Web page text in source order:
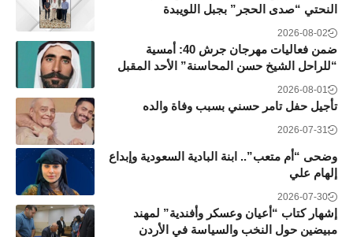
النحتي “صدى الحجر” بجبل اللويبدة
2026-08-02
​ضمن فعاليات مهرجان جرش 40: أمسية
“للراحل الشيخ حسن المحاسنة” الأحد المقبل
2026-08-01
تأجيل حفل تامر حسني بسبب وفاة والده
2026-07-31
وضحى “أم متعب”.. ابنة البادية السعودية وإبداع
إلهام علي
2026-07-30
إشهار كتاب “أعيان وعسكر وأفندية” لمهند
مبيضين حول النخب والسياسة في الأردن